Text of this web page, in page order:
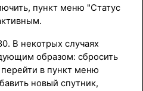
пункт меню "Статус
В некотрых случаях
образом: сбросить
в пункт меню
новый спутник,